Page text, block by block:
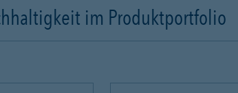
im Produktportfolio